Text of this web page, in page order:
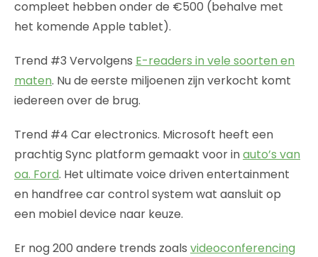
compleet hebben onder de €500 (behalve met
het komende Apple tablet).
Trend #3 Vervolgens E-readers in vele soorten en
maten. Nu de eerste miljoenen zijn verkocht komt
iedereen over de brug.
Trend #4 Car electronics. Microsoft heeft een
prachtig Sync platform gemaakt voor inauto’s van
oa. Ford. Het ultimate voice driven entertainment
en handfree car control system wat aansluit op
een mobiel device naar keuze.
Er nog 200 andere trends zoals videoconferencing